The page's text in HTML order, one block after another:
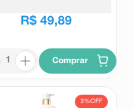
R$ 49,89
Comprar
3%OFF